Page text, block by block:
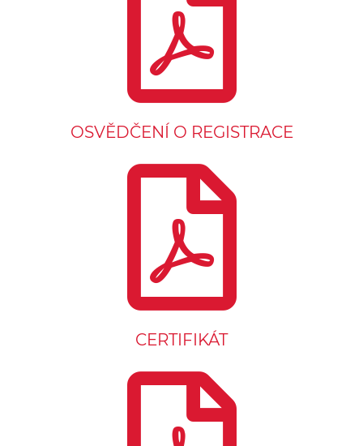
OSVĚDČENÍ O REGISTRACE
CERTIFIKÁT